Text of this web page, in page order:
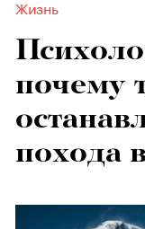
Жизнь
почему
похода